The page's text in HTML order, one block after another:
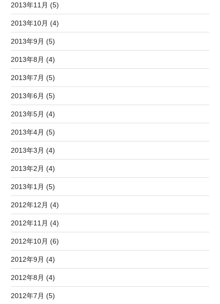
2013年11月 (5)
2013年10月 (4)
2013年9月 (5)
2013年8月 (4)
2013年7月 (5)
2013年6月 (5)
2013年5月 (4)
2013年4月 (5)
2013年3月 (4)
2013年2月 (4)
2013年1月 (5)
2012年12月 (4)
2012年11月 (4)
2012年10月 (6)
2012年9月 (4)
2012年8月 (4)
2012年7月 (5)